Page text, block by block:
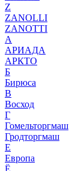
Z
ZANOLLI
ZANOTTI
А
АРИАДА
АРКТО
Б
Бирюса
В
Восход
Г
Гомельторгмаш
Гродторгмаш
Е
Европа
Ё